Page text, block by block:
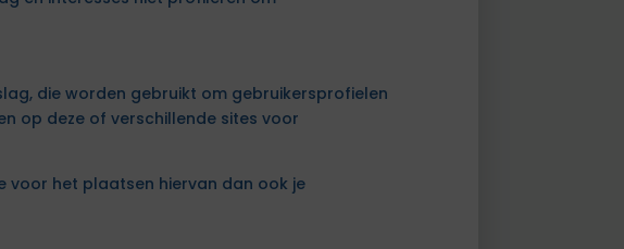
die worden gebruikt om gebruikersprofielen
op deze of verschillende sites voor
voor het plaatsen hiervan dan ook je